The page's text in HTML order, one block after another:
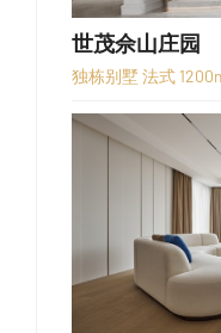
世茂佘山庄园
独栋别墅 法式